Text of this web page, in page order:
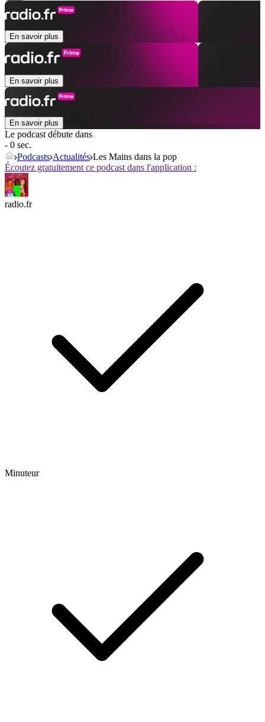
En savoir plus
En savoir plus
En savoir plus
Le podcast débute dans
- 0 sec.
Podcasts Actualités Les Mains dans la pop
Écoutez gratuitement ce podcast dans l'application :
radio.fr
Minuteur